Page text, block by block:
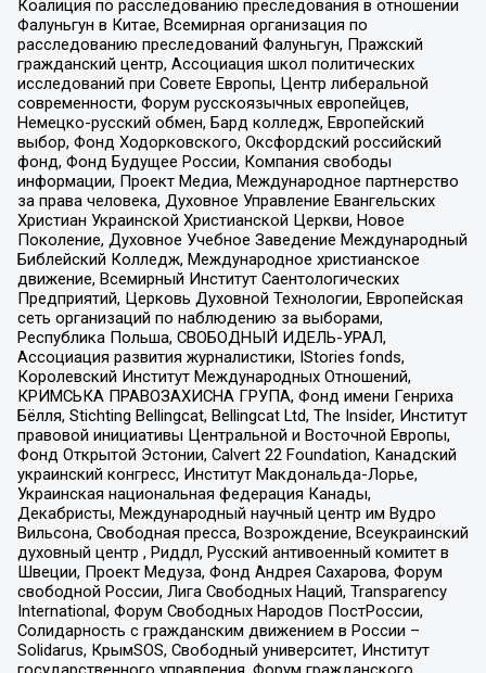
Коалиция по расследованию преследования в отношении
Фалуньгун в Китае, Всемирная организация по
расследованию преследований Фалуньгун, Пражский
гражданский центр, Ассоциация школ политических
исследований при Совете Европы, Центр либеральной
современности, Форум русскоязычных европейцев,
Немецко-русский обмен, Бард колледж, Европейский
выбор, Фонд Ходорковского, Оксфордский российский
фонд, Фонд Будущее России, Компания свободы
информации, Проект Медиа, Международное партнерство
за права человека, Духовное Управление Евангельских
Христиан Украинской Христианской Церкви, Новое
Поколение, Духовное Учебное Заведение Международный
Библейский Колледж, Международное христианское
движение, Всемирный Институт Саентологических
Предприятий, Церковь Духовной Технологии, Европейская
сеть организаций по наблюдению за выборами,
Республика Польша, СВОБОДНЫЙ ИДЕЛЬ-УРАЛ,
Ассоциация развития журналистики, IStories fonds,
Королевский Институт Международных Отношений,
КРИМСЬКА ПРАВОЗАХИСНА ГРУПА, Фонд имени Генриха
Бёлля, Stichting Bellingcat, Bellingcat Ltd, The Insider, Институт
правовой инициативы Центральной и Восточной Европы,
Фонд Открытой Эстонии, Calvert 22 Foundation, Канадский
украинский конгресс, Институт Макдональда-Лорье,
Украинская национальная федерация Канады,
Декабристы, Международный научный центр им Вудро
Вильсона, Свободная пресса, Возрождение, Всеукраинский
духовный центр , Риддл, Русский антивоенный комитет в
Швеции, Проект Медуза, Фонд Андрея Сахарова, Форум
свободной России, Лига Свободных Наций, Transparеncy
International, Форум Свободных Народов ПостРоссии,
Солидарность с гражданским движением в России –
Solidarus, КрымSOS, Свободный университет, Институт